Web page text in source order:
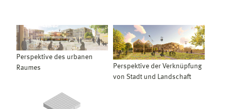
Perspektive des urbanen
Raumes
Perspektive der Verknüpfung
von Stadt und Landschaft